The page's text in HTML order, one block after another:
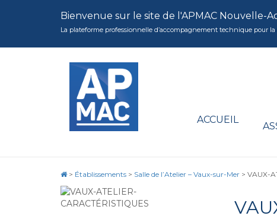
Bienvenue sur le site de l'APMAC Nouvelle-
La plateforme professionnelle d’accompagnement technique pour
ACCUEIL
> Établissements > Salle de l’Atelier – Vaux-sur-Mer > VAUX-